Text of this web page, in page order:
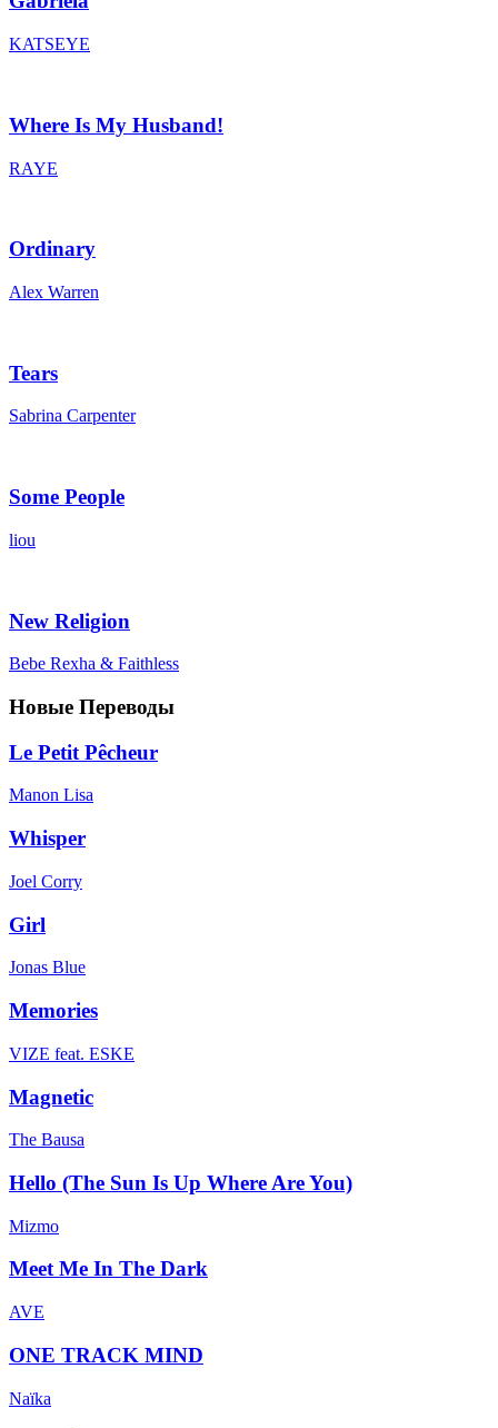
KATSEYE
Where Is My Husband!
RAYE
Ordinary
Alex Warren
Tears
Sabrina Carpenter
Some People
liou
New Religion
Bebe Rexha & Faithless
Новые Переводы
Le Petit Pêcheur
Manon Lisa
Whisper
Joel Corry
Girl
Jonas Blue
Memories
VIZE feat. ESKE
Magnetic
The Bausa
Hello (The Sun Is Up Where Are You)
Mizmo
Meet Me In The Dark
AVE
ONE TRACK MIND
Naïka